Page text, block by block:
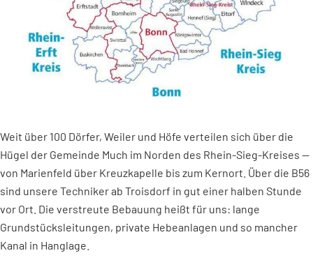
Weit über 100 Dörfer, Weiler und Höfe verteilen sich über die
Hügel der Gemeinde Much im Norden des Rhein-Sieg-Kreises —
von Marienfeld über Kreuzkapelle bis zum Kernort. Über die B56
sind unsere Techniker ab Troisdorf in gut einer halben Stunde
vor Ort. Die verstreute Bebauung heißt für uns: lange
Grundstücksleitungen, private Hebeanlagen und so mancher
Kanal in Hanglage.